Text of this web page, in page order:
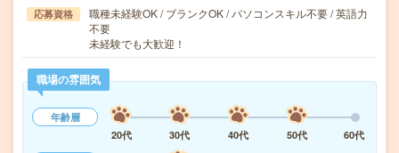
応募資格
職種未経験OK / ブランクOK / パソコンスキル不要 / 英語力
不要
未経験でも大歓迎！
職場の雰囲気
年齢層
20代
30代 40代 50代
60代